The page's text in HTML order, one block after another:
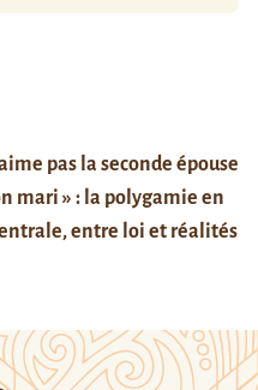
pas la seconde épouse
mari » : la polygamie en
entre loi et réalités